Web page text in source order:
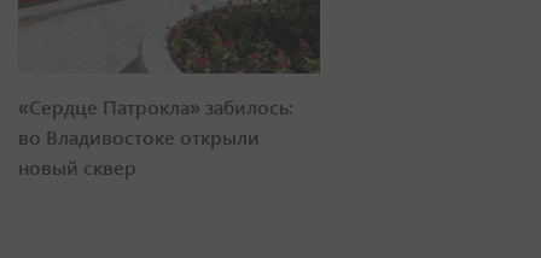
«Сердце Патрокла» забилось:
во Владивостоке открыли
новый сквер